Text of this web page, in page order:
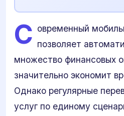
С овременный
позволяет
множество финансовых
значительно экономит
Однако регулярные
услуг по единому